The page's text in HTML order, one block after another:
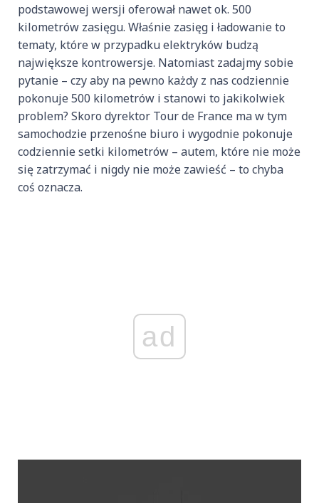
podstawowej wersji oferował nawet ok. 500
kilometrów zasięgu. Właśnie zasięg i ładowanie to
tematy, które w przypadku elektryków budzą
największe kontrowersje. Natomiast zadajmy sobie
pytanie – czy aby na pewno każdy z nas codziennie
pokonuje 500 kilometrów i stanowi to jakikolwiek
problem? Skoro dyrektor Tour de France ma w tym
samochodzie przenośne biuro i wygodnie pokonuje
codziennie setki kilometrów – autem, które nie może
się zatrzymać i nigdy nie może zawieść – to chyba
coś oznacza.
ad